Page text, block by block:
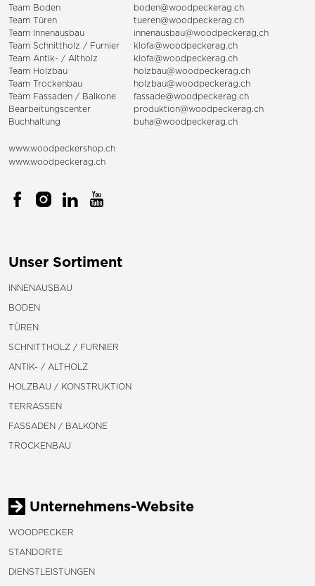
Team Boden
boden@woodpeckerag.ch
Team Türen
tueren@woodpeckerag.ch
Team Innenausbau
innenausbau@woodpeckerag.ch
Team Schnittholz / Furnier
klofa@woodpeckerag.ch
Team Antik- / Altholz
klofa@woodpeckerag.ch
Team Holzbau
holzbau@woodpeckerag.ch
Team Trockenbau
holzbau@woodpeckerag.ch
Team Fassaden / Balkone
fassade@woodpeckerag.ch
Bearbeitungscenter
produktion@woodpeckerag.ch
Buchhaltung
buha@woodpeckerag.ch
www.woodpeckershop.ch
www.woodpeckerag.ch
Unser Sortiment
INNENAUSBAU
BODEN
TÜREN
SCHNITTHOLZ / FURNIER
ANTIK- / ALTHOLZ
HOLZBAU / KONSTRUKTION
TERRASSEN
FASSADEN / BALKONE
TROCKENBAU
Unternehmens-Website
WOODPECKER
STANDORTE
DIENSTLEISTUNGEN